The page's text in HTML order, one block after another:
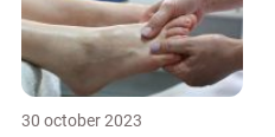
30 october 2023